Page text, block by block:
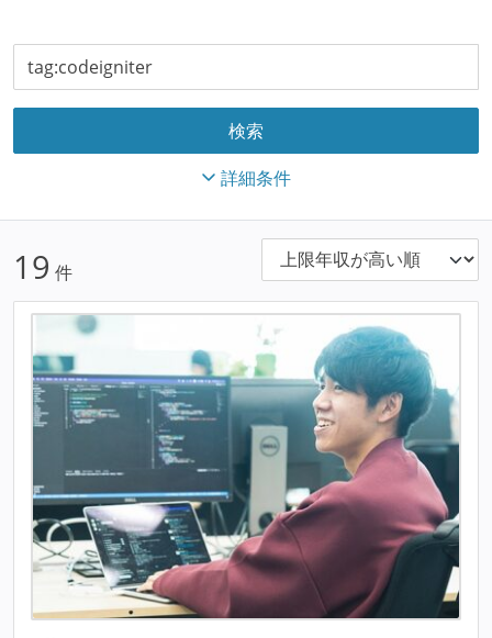
詳細条件
19 件